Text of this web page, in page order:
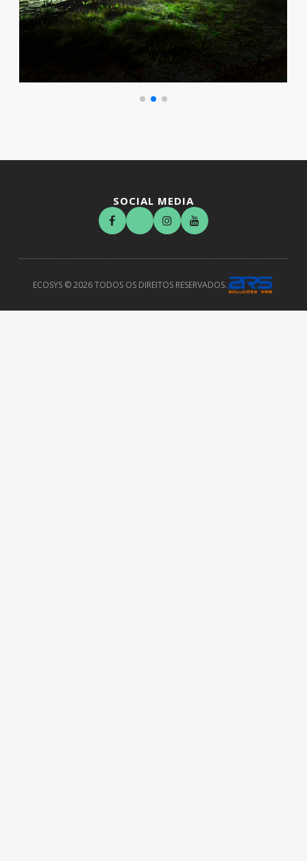
SOCIAL MEDIA
ECOSYS © 2026 TODOS OS DIREITOS RESERVADOS.